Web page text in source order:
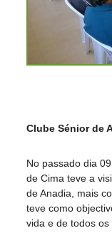
Clube Sénior de
No passado dia
de Cima teve a
de Anadia, mais
teve como
vida e de todos os